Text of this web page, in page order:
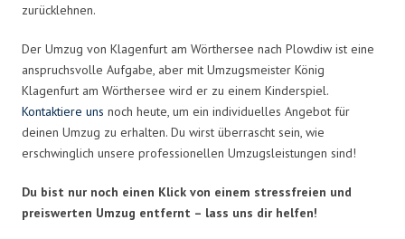
zurücklehnen.
Der Umzug von Klagenfurt am Wörthersee nach Plowdiw ist eine
anspruchsvolle Aufgabe, aber mit Umzugsmeister König
Klagenfurt am Wörthersee wird er zu einem Kinderspiel.
Kontaktiere uns noch heute, um ein individuelles Angebot für
deinen Umzug zu erhalten. Du wirst überrascht sein, wie
erschwinglich unsere professionellen Umzugsleistungen sind!
Du bist nur noch einen Klick von einem stressfreien und
preiswerten Umzug entfernt – lass uns dir helfen!